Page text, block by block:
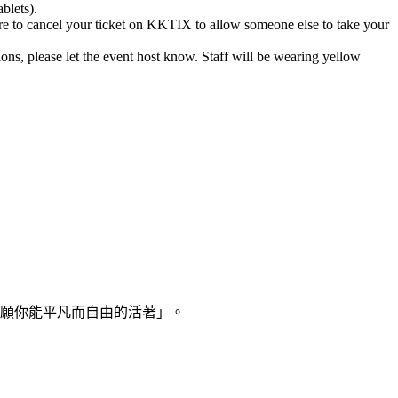
to cancel your ticket on KKTIX to allow someone else to take your
please let the event host know. Staff will be wearing yellow
你能平凡而自由的活著」。